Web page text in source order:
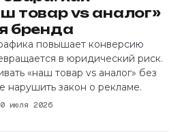
товар vs аналог»
бренда
повышает конверсию
в юридический риск.
«наш товар vs аналог» без
нарушить закон о рекламе.
июля 2026